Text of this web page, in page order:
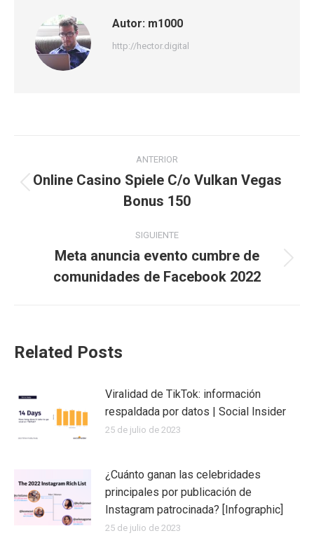
Autor: m1000
http://hector.digital
Navegación
entre
publicaciones
ANTERIOR
Publicación
anterior:
Online Casino Spiele C/o Vulkan Vegas
Bonus 150
SIGUIENTE
siguiente:
Meta anuncia evento cumbre de
comunidades de Facebook 2022
Related Posts
Viralidad de TikTok: información
respaldada por datos | Social Insider
25 de julio de 2023
¿Cuánto ganan las celebridades
principales por publicación de
Instagram patrocinada? [Infographic]
25 de julio de 2023